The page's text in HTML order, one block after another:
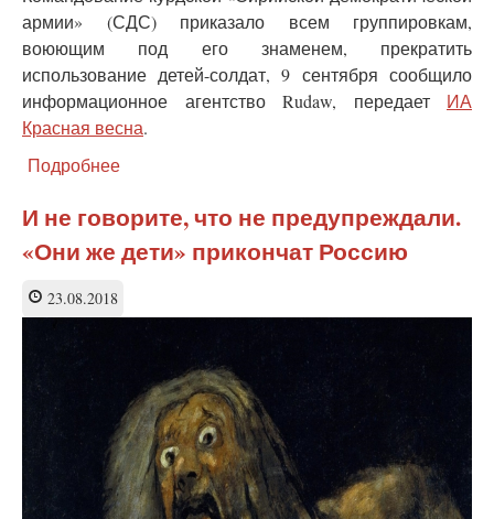
армии» (СДС) приказало всем группировкам,
воюющим под его знаменем, прекратить
использование детей-солдат, 9 сентября сообщило
информационное агентство Rudaw, передает ИА
Красная весна.
Подробнее
США
в
Сирии
вербовать
И не говорите, что не предупреждали.
«Они же дети» прикончат Россию
23.08.2018